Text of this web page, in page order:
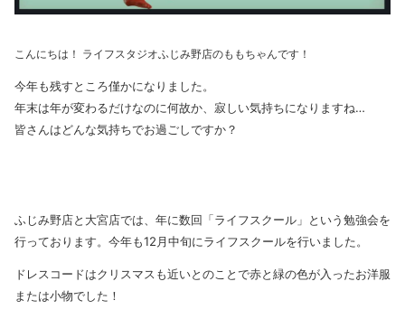
こんにちは！ ライフスタジオふじみ野店のももちゃんです！
今年も残すところ僅かになりました。
年末は年が変わるだけなのに何故か、寂しい気持ちになりますね…
皆さんはどんな気持ちでお過ごしですか？
ふじみ野店と大宮店では、年に数回「ライフスクール」という勉強会を
行っております。今年も12月中旬にライフスクールを行いました。
ドレスコードはクリスマスも近いとのことで赤と緑の色が入ったお洋服
または小物でした！